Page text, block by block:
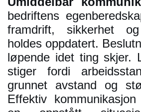
bedriftens
framdrift, sikkerhet
holdes oppdatert.
løpende idet ting skjer.
stiger fordi
grunnet avstand og
Effektiv